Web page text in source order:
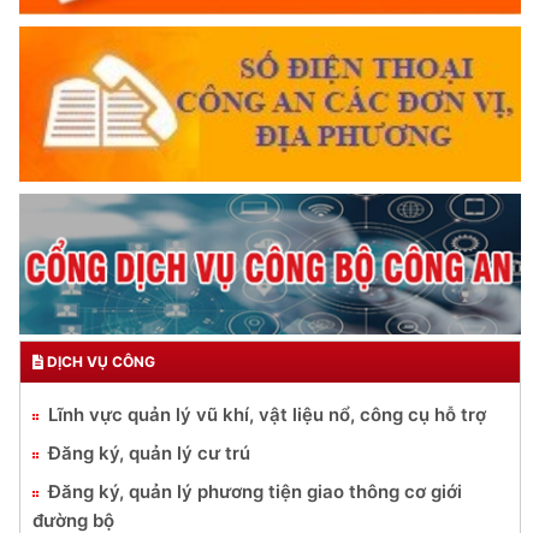
DỊCH VỤ CÔNG
Lĩnh vực quản lý vũ khí, vật liệu nổ, công cụ hỗ trợ
Đăng ký, quản lý cư trú
Đăng ký, quản lý phương tiện giao thông cơ giới
đường bộ